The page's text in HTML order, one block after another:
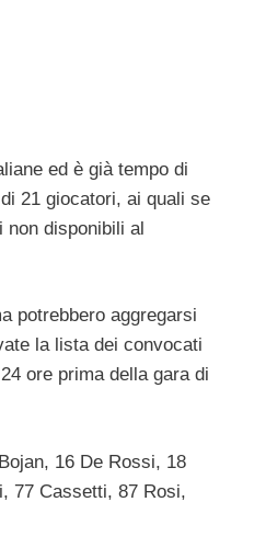
ed è già tempo di
21 giocatori, ai quali se
non disponibili al
potrebbero aggregarsi
la lista dei convocati
ore prima della gara di
16 De Rossi, 18
77 Cassetti, 87 Rosi,